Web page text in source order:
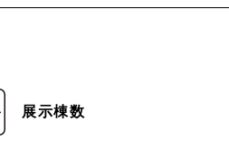
展示棟数